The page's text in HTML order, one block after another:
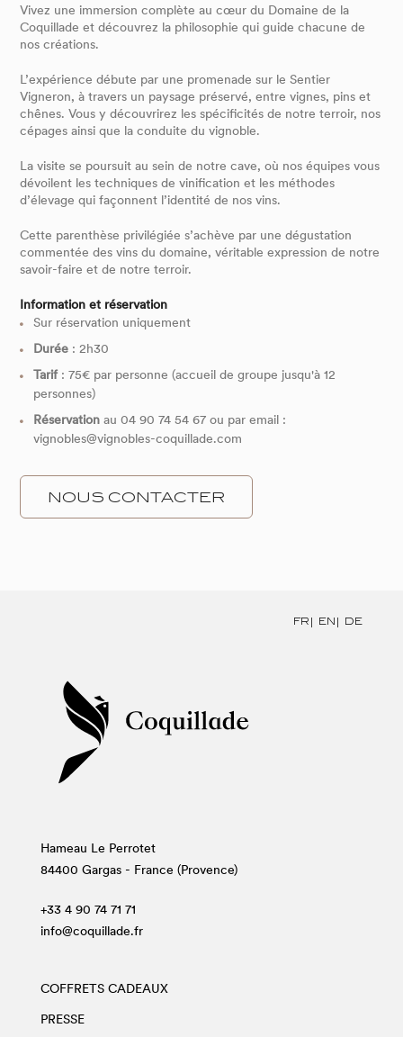
Vivez une immersion complète au cœur du Domaine de la
Coquillade et découvrez la philosophie qui guide chacune de
nos créations.
L’expérience débute par une promenade sur le Sentier
Vigneron, à travers un paysage préservé, entre vignes, pins et
chênes. Vous y découvrirez les spécificités de notre terroir, nos
cépages ainsi que la conduite du vignoble.
La visite se poursuit au sein de notre cave, où nos équipes vous
dévoilent les techniques de vinification et les méthodes
d’élevage qui façonnent l’identité de nos vins.
Cette parenthèse privilégiée s’achève par une dégustation
commentée des vins du domaine, véritable expression de notre
savoir-faire et de notre terroir.
Information et réservation
Sur réservation uniquement
Durée : 2h30
Tarif : 75€ par personne (accueil de groupe jusqu'à 12
personnes)
Réservationau 04 90 74 54 67 ou par email :
vignobles@vignobles-coquillade.com
NOUS CONTACTER
FR EN DE
Hameau Le Perrotet
84400 Gargas - France (Provence)
+33 4 90 74 71 71
info@coquillade.fr
COFFRETS CADEAUX
PRESSE